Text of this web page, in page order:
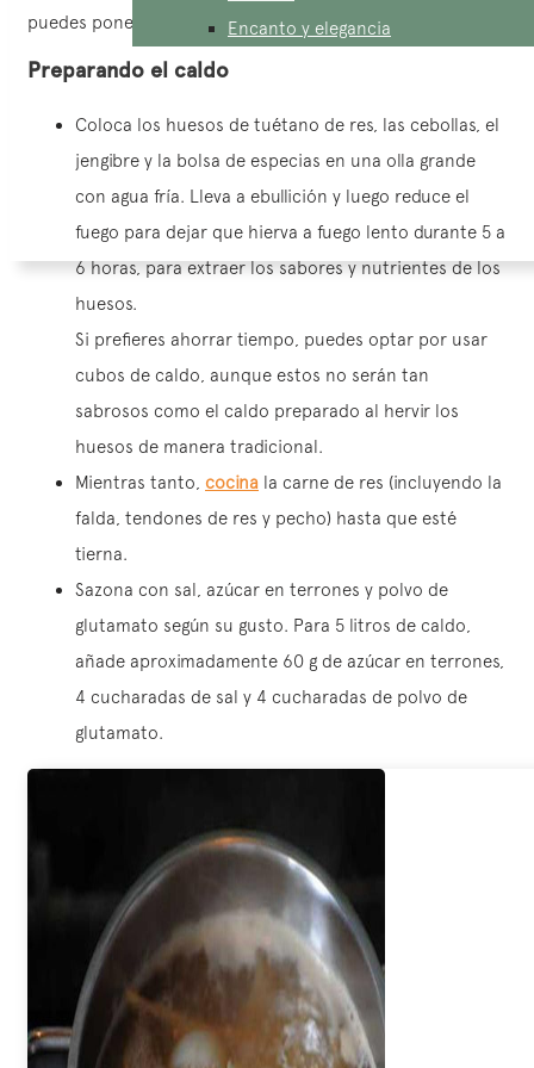
Encanto y elegancia
puedes ponerlos directamente en el agua si prefieres.
Preparando el caldo
Coloca los huesos de tuétano de res, las cebollas, el
jengibre y la bolsa de especias en una olla grande
con agua fría. Lleva a ebullición y luego reduce el
fuego para dejar que hierva a fuego lento durante 5 a
6 horas, para extraer los sabores y nutrientes de los
huesos.
Si prefieres ahorrar tiempo, puedes optar por usar
cubos de caldo, aunque estos no serán tan
sabrosos como el caldo preparado al hervir los
huesos de manera tradicional.
Mientras tanto, cocina la carne de res (incluyendo la
falda, tendones de res y pecho) hasta que esté
tierna.
Sazona con sal, azúcar en terrones y polvo de
glutamato según su gusto. Para 5 litros de caldo,
añade aproximadamente 60 g de azúcar en terrones,
4 cucharadas de sal y 4 cucharadas de polvo de
glutamato.